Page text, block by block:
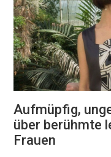
Aufmüpfig,
über berühmte
Frauen